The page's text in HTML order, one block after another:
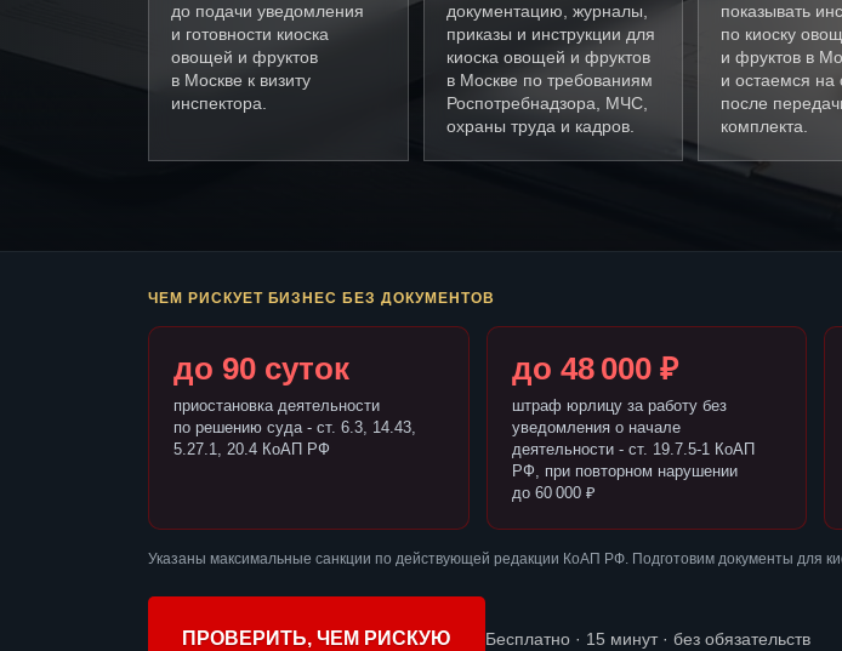
до подачи уведомления
и готовности киоска
овощей и фруктов
в Москве к визиту
инспектора.
документацию, журналы,
приказы и инструкции для
киоска овощей и фруктов
в Москве по требованиям
Роспотребнадзора, МЧС,
охраны труда и кадров.
показывать
по киоску
и фруктов в
и остаемся на
после
комплекта.
ЧЕМ РИСКУЕТ БИЗНЕС БЕЗ ДОКУМЕНТОВ
до 90 суток
приостановка деятельности
по решению суда - ст. 6.3, 14.43,
5.27.1, 20.4 КоАП РФ
до 48 000 ₽
штраф юрлицу за работу без
уведомления о начале
деятельности - ст. 19.7.5-1 КоАП
РФ, при повторном нарушении
до 60 000 ₽
Указаны максимальные санкции по действующей редакции КоАП РФ. Подготовим документы для
ПРОВЕРИТЬ, ЧЕМ РИСКУЮ Бесплатно · 15 минут · без обязательств